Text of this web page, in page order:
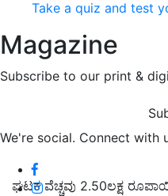
Take a quiz and test
Magazine
Subscribe to our print &
We're social. Connect with
ಘಟಕ ವೆಚ್ಚವು 2.50ಲಕ್ಷ